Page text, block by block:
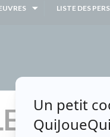
LISTE DES